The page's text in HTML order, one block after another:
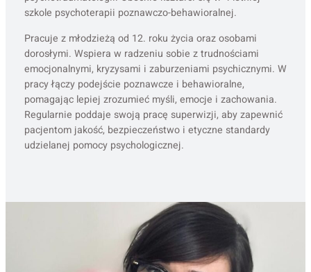
szkole psychoterapii poznawczo-behawioralnej.
Pracuje z młodzieżą od 12. roku życia oraz osobami
dorosłymi. Wspiera w radzeniu sobie z trudnościami
emocjonalnymi, kryzysami i zaburzeniami psychicznymi. W
pracy łączy podejście poznawcze i behawioralne,
pomagając lepiej zrozumieć myśli, emocje i zachowania.
Regularnie poddaje swoją pracę superwizji, aby zapewnić
pacjentom jakość, bezpieczeństwo i etyczne standardy
udzielanej pomocy psychologicznej.